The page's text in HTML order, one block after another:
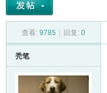
›
查看: 9785 回复: 0
秃笔